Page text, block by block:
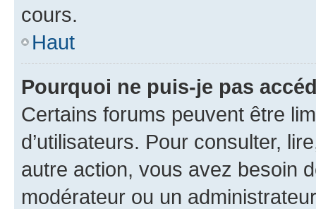
cours.
Haut
Pourquoi ne puis-je pas
Certains forums peuvent être
d’utilisateurs. Pour consulter,
autre action, vous avez besoin
modérateur ou un